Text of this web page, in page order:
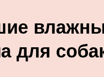
для